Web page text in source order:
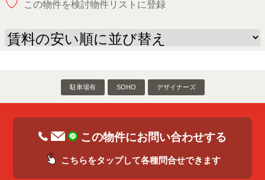
この物件を検討物件リストに登録
駐車場有 SOHO デザイナーズ
この物件にお問い合わせする
こちらをタップして各種問合せできます